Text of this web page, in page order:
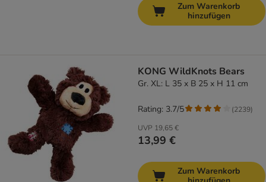
Zum Warenkorb
hinzufügen
KONG WildKnots Bears
Gr. XL: L 35 x B 25 x H 11 cm
UVP 19,65 €
13,99 €
Rating: 3.7/5 (2239)
Zum Warenkorb